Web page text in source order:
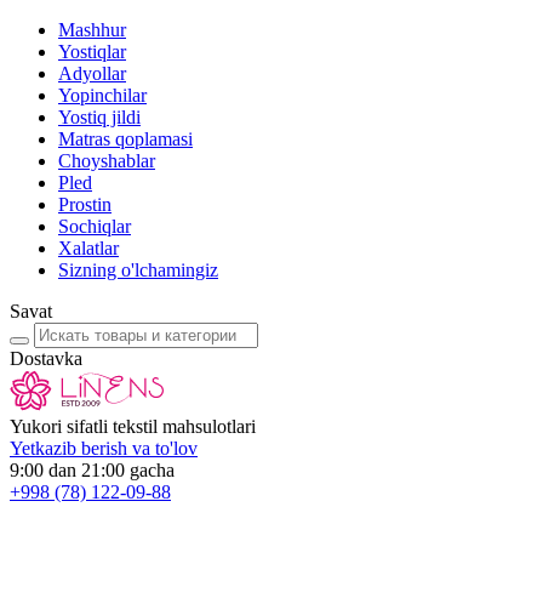
Mashhur
Yostiqlar
Adyollar
Yopinchilar
Yostiq jildi
Matras qoplamasi
Choyshablar
Pled
Prostin
Sochiqlar
Xalatlar
Sizning o'lchamingiz
Savat
Dostavka
Yukori sifatli tekstil mahsulotlari
Yetkazib berish va to'lov
9:00 dan 21:00 gacha
+998 (78) 122-09-88